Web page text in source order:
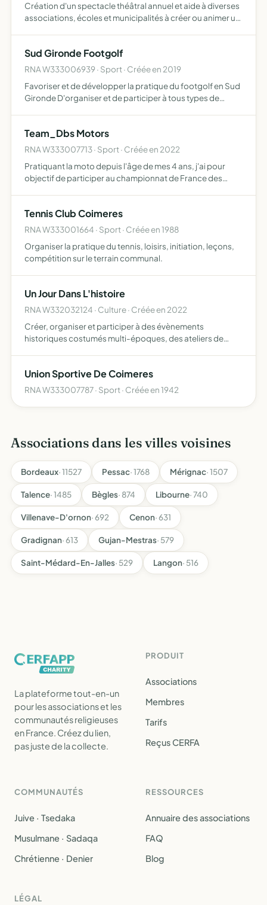
Création d'un spectacle théâtral annuel et aide à diverses
associations, écoles et municipalités à créer ou animer un
Sud Gironde Footgolf
RNA W333006939 · Sport · Créée en 2019
Favoriser et de développer la pratique du footgolf en Sud
Gironde D'organiser et de participer à tous types de
Team_Dbs Motors
RNA W333007713 · Sport · Créée en 2022
Pratiquant la moto depuis l'âge de mes 4 ans, j'ai pour
objectif de participer au championnat de France des
de…
Tennis Club Coimeres
RNA W333001664 · Sport · Créée en 1988
Organiser la pratique du tennis, loisirs, initiation, leçons,
compétition sur le terrain communal.
Un Jour Dans L'histoire
RNA W332032124 · Culture · Créée en 2022
Créer, organiser et participer à des évènements
historiques costumés multi-époques, des ateliers de
toute autre…
Union Sportive De Coimeres
RNA W333007787 · Sport · Créée en 1942
Associations dans les villes voisines
Bordeaux· 11527 Pessac· 1768 Mérignac· 1507
Talence· 1485 Bègles· 874 Libourne· 740
Villenave-D'ornon· 692 Cenon· 631
Gradignan· 613 Gujan-Mestras· 579
Saint-Médard-En-Jalles· 529 Langon· 516
La plateforme tout-en-un
pour les associations et les
communautés religieuses
en France. Créez du lien,
pas juste de la collecte.
PRODUIT
Associations
Membres
Tarifs
Reçus CERFA
COMMUNAUTÉS
Juive · Tsedaka
Musulmane · Sadaqa
Chrétienne · Denier
RESSOURCES
Annuaire des associations
FAQ
Blog
LÉGAL